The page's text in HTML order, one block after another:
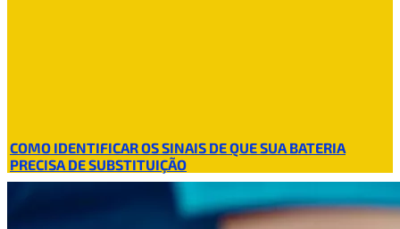
COMO IDENTIFICAR OS SINAIS DE QUE SUA BATERIA
PRECISA DE SUBSTITUIÇÃO